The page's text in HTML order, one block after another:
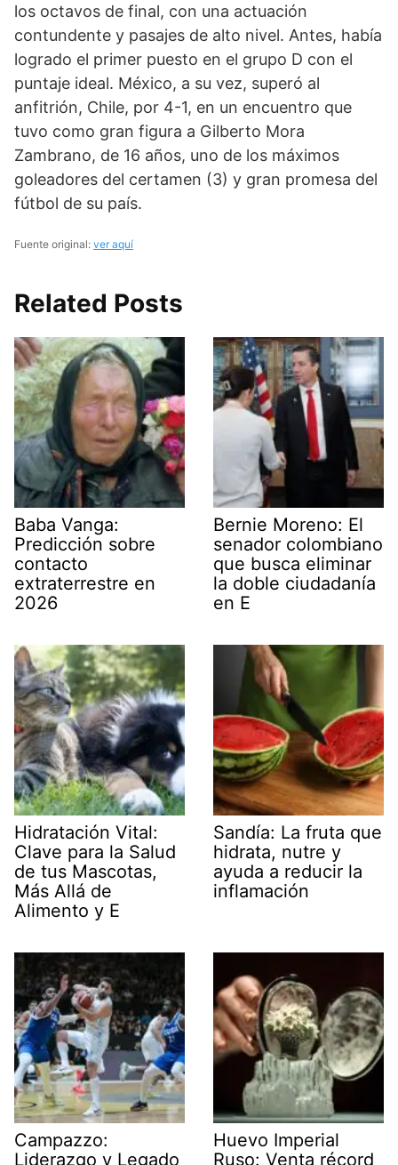
los octavos de final, con una actuación
contundente y pasajes de alto nivel. Antes, había
logrado el primer puesto en el grupo D con el
puntaje ideal. México, a su vez, superó al
anfitrión, Chile, por 4-1, en un encuentro que
tuvo como gran figura a Gilberto Mora
Zambrano, de 16 años, uno de los máximos
goleadores del certamen (3) y gran promesa del
fútbol de su país.
Fuente original: ver aquí
Related Posts
Baba Vanga:
Predicción sobre
contacto
extraterrestre en
2026
Bernie Moreno: El
senador colombiano
que busca eliminar
la doble ciudadanía
en E
Hidratación Vital:
Clave para la Salud
de tus Mascotas,
Más Allá de
Alimento y E
Sandía: La fruta que
hidrata, nutre y
ayuda a reducir la
inflamación
Campazzo:
Liderazgo y Legado
Huevo Imperial
Ruso: Venta récord